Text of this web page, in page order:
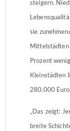
steigern.
sie
Mittelstädten
Prozent
Kleinstädten
280.000
„Das zeigt:
breite